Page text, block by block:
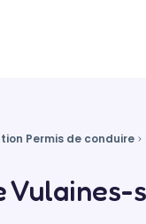
Permis de conduire
Vulaines-